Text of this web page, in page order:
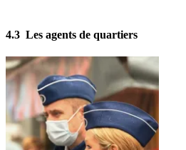
4.3 Les agents de quartiers